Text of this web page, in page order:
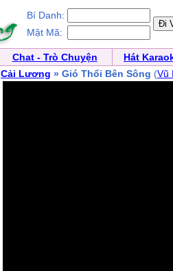
Bí Danh:
Mật Mã:
Chat - Trò Chuyện
Hát
Cải Lương » Gió Thổi Bên Sông (Vũ